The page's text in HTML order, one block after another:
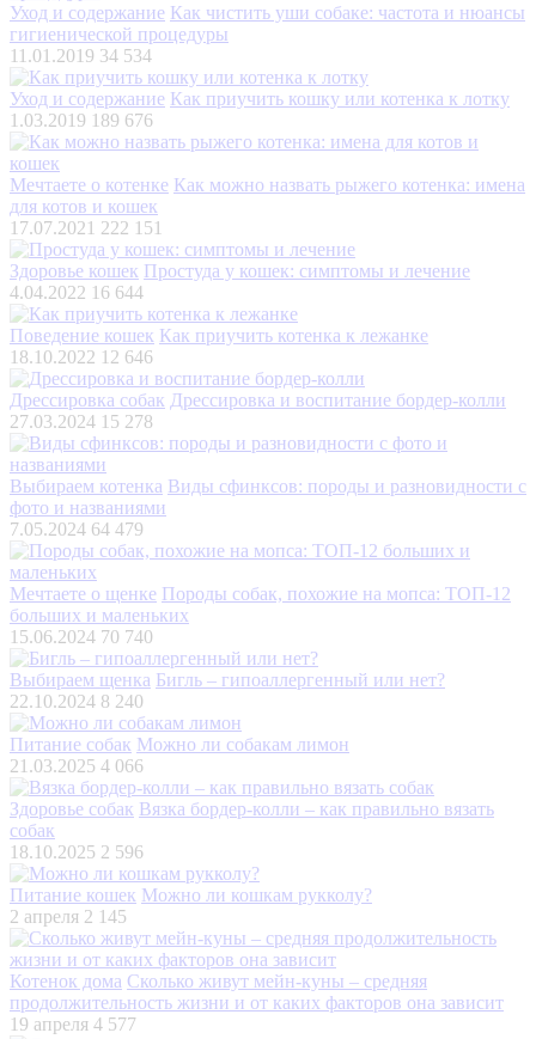
Уход и содержание Как чистить уши собаке: частота и нюансы
гигиенической процедуры
11.01.2019 34 534
Уход и содержание Как приучить кошку или котенка к лотку
1.03.2019 189 676
Мечтаете о котенке Как можно назвать рыжего котенка: имена
для котов и кошек
17.07.2021 222 151
Здоровье кошек Простуда у кошек: симптомы и лечение
4.04.2022 16 644
Поведение кошек Как приучить котенка к лежанке
18.10.2022 12 646
Дрессировка собак Дрессировка и воспитание бордер-колли
27.03.2024 15 278
Выбираем котенка Виды сфинксов: породы и разновидности с
фото и названиями
7.05.2024 64 479
Мечтаете о щенке Породы собак, похожие на мопса: ТОП-12
больших и маленьких
15.06.2024 70 740
Выбираем щенка Бигль – гипоаллергенный или нет?
22.10.2024 8 240
Питание собак Можно ли собакам лимон
21.03.2025 4 066
Здоровье собак Вязка бордер-колли – как правильно вязать
собак
18.10.2025 2 596
Питание кошек Можно ли кошкам рукколу?
2 апреля 2 145
Котенок дома Сколько живут мейн-куны – средняя
продолжительность жизни и от каких факторов она зависит
19 апреля 4 577